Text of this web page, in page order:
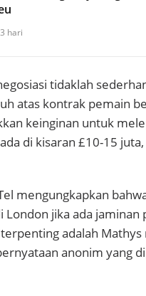
hari
tidaklah
atas kontrak pemain
keinginan untuk
di kisaran £10-15
mengungkapkan
jika ada
adalah
anonim yang